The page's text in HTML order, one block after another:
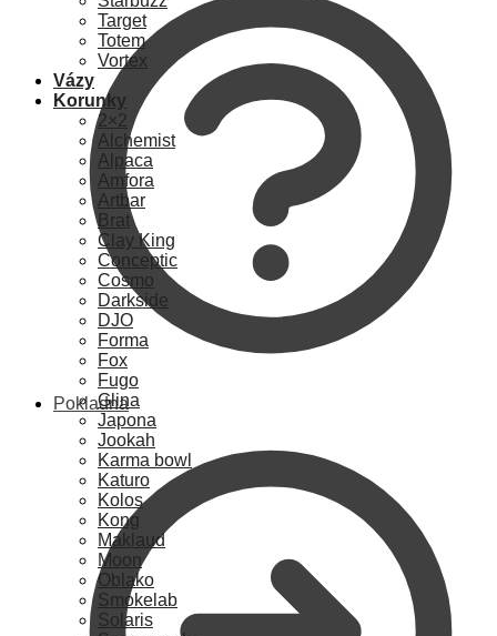
Pokladna
Target
Totem
Vortex
Vázy
Korunky
2×2
Alchemist
Alpaca
Amfora
Artbar
Brat
Clay King
Conceptic
Cosmo
Darkside
DJO
Forma
Fox
Fugo
Glina
Japona
Jookah
Karma bowl
Katuro
Kolos
Kong
Maklaud
Moon
Oblako
Smokelab
Solaris